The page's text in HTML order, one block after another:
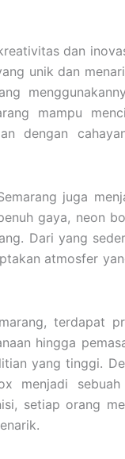
dan
unik dan
mampu
dengan
juga
gaya, neon
Dari yang
atmosfer
terdapat
hingga
yang tinggi.
menjadi
setiap orang